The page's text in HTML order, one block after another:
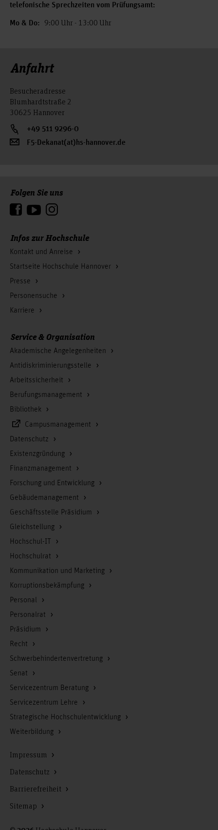
telefonische Sprechzeiten vom Prüfungsamt:
Mo & Do: 9:00 Uhr - 13:00 Uhr
Anfahrt
Besucheradresse
Blumhardtstraße 2
30625 Hannover
+49 511 9296-0
F5-Dekanat(at)hs-hannover.de
Infos zur Hochschule
Kontakt und Anreise
Startseite Hochschule Hannover
Presse
Personensuche
Karriere
Folgen Sie uns
Service & Organisation
Akademische Angelegenheiten
Antidiskriminierungsstelle
Arbeitssicherheit
Berufungsmanagement
Bibliothek
Campusmanagement
Datenschutz
Existenzgründung
Finanzmanagement
Forschung und Entwicklung
Gebäudemanagement
Geschäftsstelle Präsidium
Gleichstellung
Hochschul-IT
Hochschulrat
Kommunikation und Marketing
Korruptionsbekämpfung
Personal
Personalrat
Präsidium
Recht
Schwerbehindertenvertretung
Senat
Servicezentrum Beratung
Servicezentrum Lehre
Strategische Hochschulentwicklung
Weiterbildung
Impressum
Datenschutz
Barrierefreiheit
Sitemap